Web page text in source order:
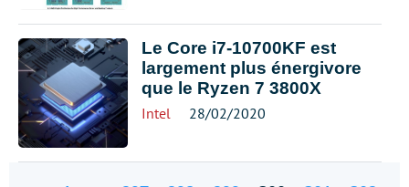
Le Core i7-10700KF est
largement plus énergivore
que le Ryzen 7 3800X
Intel 28/02/2020